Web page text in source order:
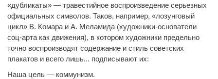
«дубликаты» — травестийное воспроизведение серьезных
официальных символов. Таков, например, «лозунговый
цикл» В. Комара и А. Меламида (художники-основатели
соц-арта как движения), в котором художники предельно
точно воспроизводят содержание и стиль советских
плакатов и всего лишь... подписывают их:
Наша цель — коммунизм.